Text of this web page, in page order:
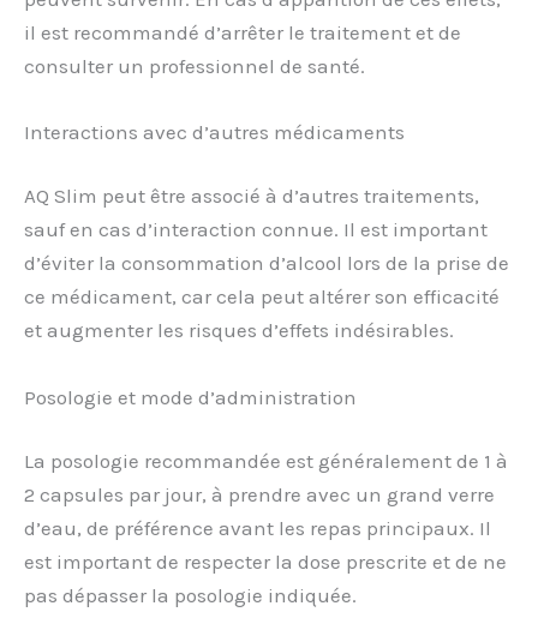
il est recommandé d’arrêter le traitement et de
consulter un professionnel de santé.
Interactions avec d’autres médicaments
AQ Slim peut être associé à d’autres traitements,
sauf en cas d’interaction connue. Il est important
d’éviter la consommation d’alcool lors de la prise de
ce médicament, car cela peut altérer son efficacité
et augmenter les risques d’effets indésirables.
Posologie et mode d’administration
La posologie recommandée est généralement de 1 à
2 capsules par jour, à prendre avec un grand verre
d’eau, de préférence avant les repas principaux. Il
est important de respecter la dose prescrite et de ne
pas dépasser la posologie indiquée.